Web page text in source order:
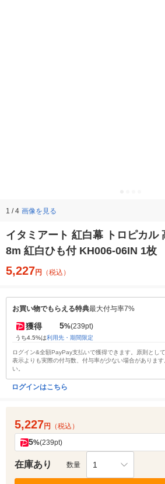
1 / 4 画像を見る
イタミアート 紅白幕 トロピカル
8m 紅白ひも付 KH006-06IN 1枚
5,227円 （税込）
お買い物でもらえる特典最大付与率7%
獲得 5%(239pt)
うち4.5%は利用先・期間限定
ログイン&全額PayPay支払いで獲得できます。原則とし
表示よりも実際の付与数、付与率が少ない場合がありま
い。
ログインはこちら
5,227円 （税込）
5%(239pt)
在庫あり 数量 1